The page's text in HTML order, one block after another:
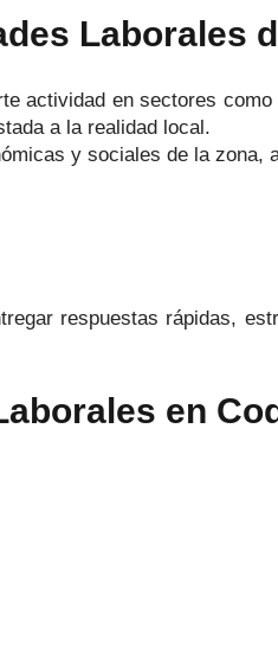
Laborales
actividad en sectores
a la realidad local.
y sociales de la zona,
respuestas rápidas,
en